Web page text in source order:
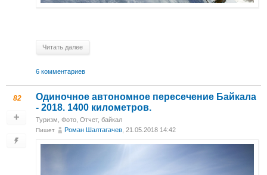
Читать далее
6 комментариев
82
Одиночное автономное пересечение Байкала
- 2018. 1400 километров.
Туризм Фото Отчет, байкал
Пишет Роман Шалтагачев , 21.05.2018 14:42